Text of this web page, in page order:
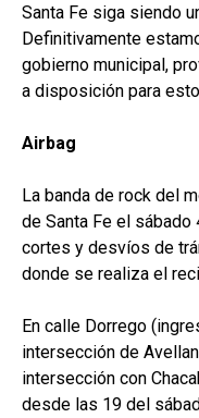
Santa Fe siga siendo
Definitivamente
gobierno municipal,
a disposición para
Airbag
La banda de rock del
de Santa Fe el
cortes y desvíos de
donde se realiza el
En calle Dorrego
intersección de
intersección con
desde las 19 del